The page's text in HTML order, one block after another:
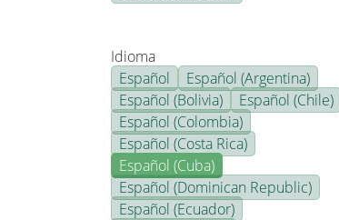
Idioma
Español
Español (Argentina)
Español (Bolivia)
Español (Chile)
Español (Colombia)
Español (Costa Rica)
Español (Cuba)
Español (Dominican Republic)
Español (Ecuador)